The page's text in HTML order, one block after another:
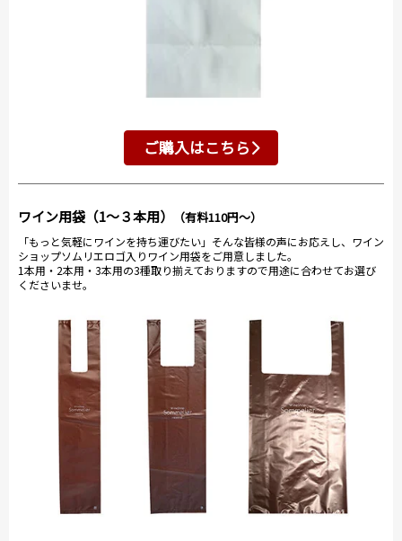
ご購入はこちら
ワイン用袋（1～３本用） （有料110円～）
「もっと気軽にワインを持ち運びたい」そんな皆様の声にお応えし、ワイン
ショップソムリエロゴ入りワイン用袋をご用意しました。
1本用・2本用・3本用の3種取り揃えておりますので用途に合わせてお選び
くださいませ。